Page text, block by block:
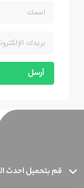
أرسل
قم بتحميل احدث